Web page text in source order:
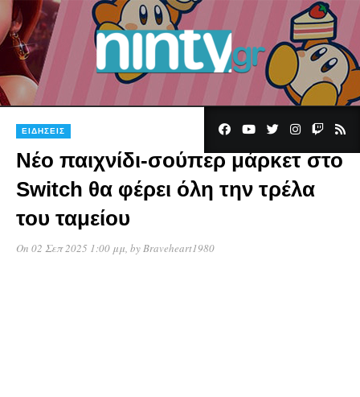
ΕΙΔΉΣΕΙΣ
Νέο παιχνίδι-σούπερ μάρκετ στο
Switch θα φέρει όλη την τρέλα
του ταμείου
On 02 Σεπ 2025 1:00 μμ , by Braveheart1980